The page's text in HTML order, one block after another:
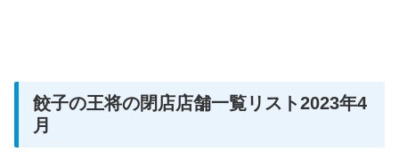
餃子の王将の閉店店舗一覧リスト2023年4
月